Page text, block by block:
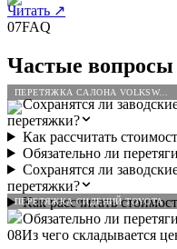
ПЕРЕТЯЖКА САЛОНА VOLKSWAGEN
ПЕРЕТЯЖКА СИДЕНИЙ TOYOTA
Читать ↗
07FAQ
Частые вопросы
Сохранятся ли
перетяжки?
Как рассчитать
Обязательно ли
Сохранятся ли
перетяжки?
Как рассчитать
Обязательно ли
08Из чего складывается